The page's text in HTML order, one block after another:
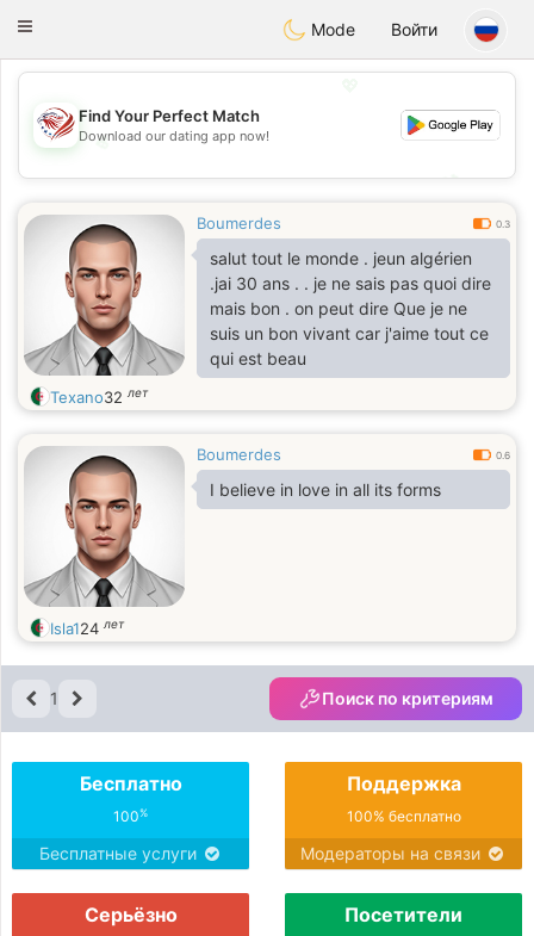
Dating
Toggle
Mode Войти
💖
💕
Find Your Perfect Match
Download our dating app now!
Boumerdes 0.3
salut tout le monde . jeun algérien
.jai 30 ans . . je ne sais pas quoi dire
mais bon . on peut dire Que je ne
suis un bon vivant car j'aime tout ce
qui est beau
Texano32 лет
Boumerdes 0.6
I believe in love in all its forms
Isla124 лет
1 Поиск по критериям
Бесплатно
100%
Бесплатные услуги
Поддержка
100% бесплатно
Модераторы на связи
Серьёзно Посетители